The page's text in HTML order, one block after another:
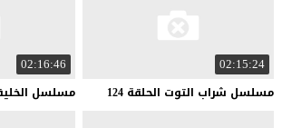
02:15:24
مسلسل شراب التوت الحلقة 124
02:16:46
مسلسل